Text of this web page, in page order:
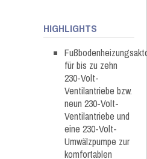
HIGHLIGHTS
für bis zu zehn
230-Volt-
Ventilantriebe bzw.
neun 230-Volt-
Ventilantriebe und
eine 230-Volt-
Umwälzpumpe zur
komfortablen